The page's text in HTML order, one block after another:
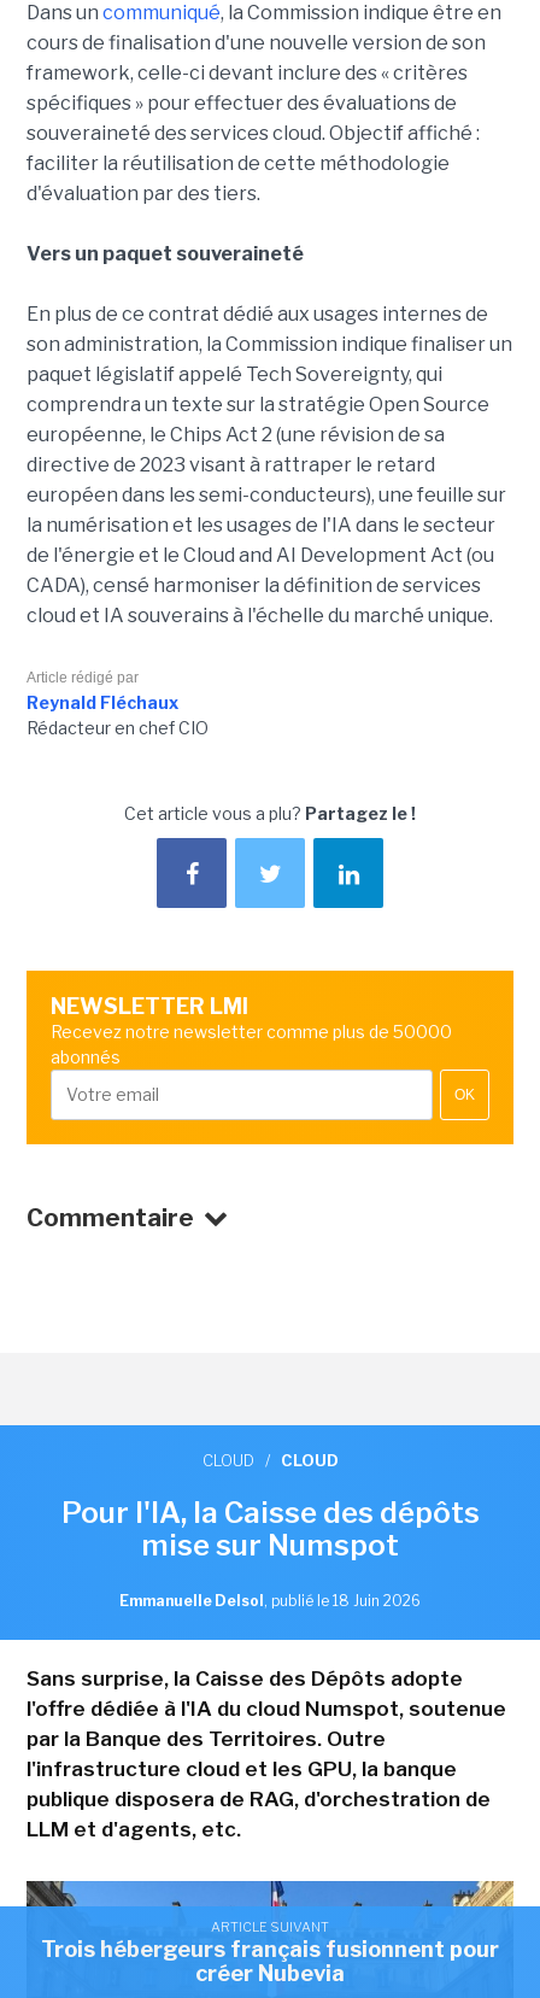
Dans un communiqué, la Commission indique être en
cours de finalisation d'une nouvelle version de son
framework, celle-ci devant inclure des « critères
spécifiques » pour effectuer des évaluations de
souveraineté des services cloud. Objectif affiché :
faciliter la réutilisation de cette méthodologie
d'évaluation par des tiers.
Vers un paquet souveraineté
En plus de ce contrat dédié aux usages internes de
son administration, la Commission indique finaliser un
paquet législatif appelé Tech Sovereignty, qui
comprendra un texte sur la stratégie Open Source
européenne, le Chips Act 2 (une révision de sa
directive de 2023 visant à rattraper le retard
européen dans les semi-conducteurs), une feuille sur
la numérisation et les usages de l'IA dans le secteur
de l'énergie et le Cloud and AI Development Act (ou
CADA), censé harmoniser la définition de services
cloud et IA souverains à l'échelle du marché unique.
Article rédigé par
Reynald Fléchaux
Rédacteur en chef CIO
Cet article vous a plu? Partagez le !
NEWSLETTER LMI
Recevez notre newsletter comme plus de 50000
abonnés
OK
Commentaire
CLOUD / CLOUD
Pour l'IA, la Caisse des dépôts
mise sur Numspot
Emmanuelle Delsol , publié le 18 Juin 2026
Sans surprise, la Caisse des Dépôts adopte
l'offre dédiée à l'IA du cloud Numspot, soutenue
par la Banque des Territoires. Outre
l'infrastructure cloud et les GPU, la banque
publique disposera de RAG, d'orchestration de
LLM et d'agents, etc.
ARTICLE SUIVANT
Trois hébergeurs français fusionnent pour
créer Nubevia